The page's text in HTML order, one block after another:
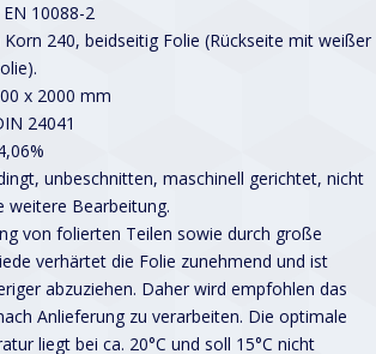
10088-2
240, beidseitig Folie (Rückseite mit weißer
x 2000 mm
24041
unbeschnitten, maschinell gerichtet, nicht
Bearbeitung.
von folierten Teilen sowie durch große
verhärtet die Folie zunehmend und ist
abzuziehen. Daher wird empfohlen das
Anlieferung zu verarbeiten. Die optimale
liegt bei ca. 20°C und soll 15°C nicht